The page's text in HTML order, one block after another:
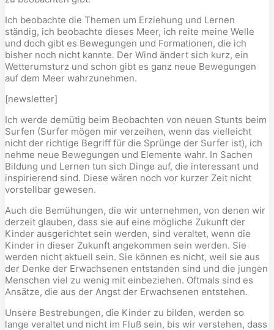
Ich beobachte die Themen um Erziehung und Lernen
ständig, ich beobachte dieses Meer, ich reite meine Welle
und doch gibt es Bewegungen und Formationen, die ich
bisher noch nicht kannte. Der Wind ändert sich kurz, ein
Wetterumsturz und schon gibt es ganz neue Bewegungen
auf dem Meer wahrzunehmen.
[newsletter]
Ich werde demütig beim Beobachten von neuen Stunts beim
Surfen (Surfer mögen mir verzeihen, wenn das vielleicht
nicht der richtige Begriff für die Sprünge der Surfer ist), ich
nehme neue Bewegungen und Elemente wahr. In Sachen
Bildung und Lernen tun sich Dinge auf, die interessant und
inspirierend sind. Diese wären noch vor kurzer Zeit nicht
vorstellbar gewesen.
Auch die Bemühungen, die wir unternehmen, von denen wir
derzeit glauben, dass sie auf eine mögliche Zukunft der
Kinder ausgerichtet sein werden, sind veraltet, wenn die
Kinder in dieser Zukunft angekommen sein werden. Sie
werden nicht aktuell sein. Sie können es nicht, weil sie aus
der Denke der Erwachsenen entstanden sind und die jungen
Menschen viel zu wenig mit einbeziehen. Oftmals sind es
Ansätze, die aus der Angst der Erwachsenen entstehen.
Unsere Bestrebungen, die Kinder zu bilden, werden so
lange veraltet und nicht im Fluß sein, bis wir verstehen, dass